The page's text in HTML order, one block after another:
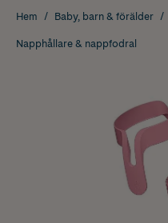
Hem Baby, barn & förälder
Napphållare & nappfodral